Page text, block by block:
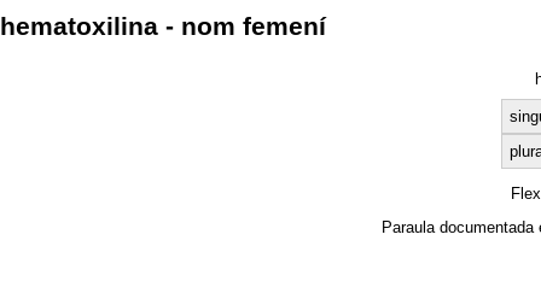
hematoxilina - nom femení
Paraula